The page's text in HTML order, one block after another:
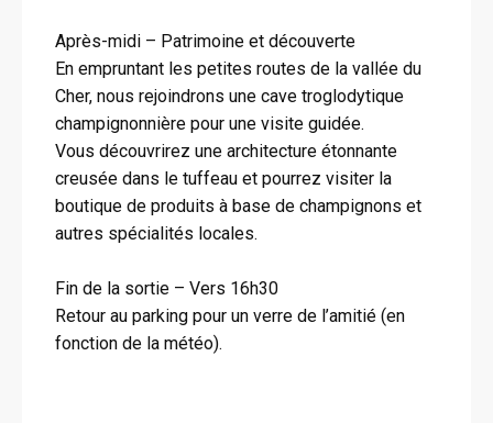
Après-midi – Patrimoine et découverte
En empruntant les petites routes de la vallée du
Cher, nous rejoindrons une cave troglodytique
champignonnière pour une visite guidée.
Vous découvrirez une architecture étonnante
creusée dans le tuffeau et pourrez visiter la
boutique de produits à base de champignons et
autres spécialités locales.
Fin de la sortie – Vers 16h30
Retour au parking pour un verre de l’amitié (en
fonction de la météo).